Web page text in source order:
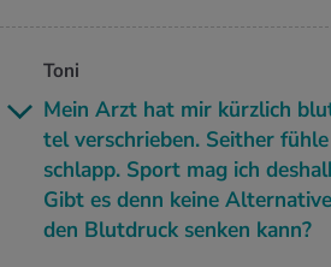
Toni
Mein Arzt hat mir kürz­lich
tel ver­schrie­ben. Seit­her
schlapp. Sport mag ich
Gibt es denn keine
den Blut­druck sen­ken kann?